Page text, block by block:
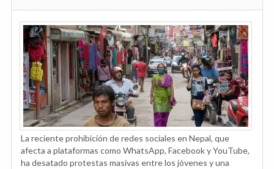
La reciente prohibición de redes sociales en Nepal, que
afecta a plataformas como WhatsApp, Facebook y YouTube,
ha desatado protestas masivas entre los jóvenes y una